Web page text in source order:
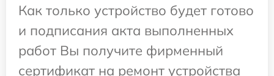
Как только устройство будет готово
и подписания акта выполненных
работ Вы получите фирменный
сертификат на ремонт устройства